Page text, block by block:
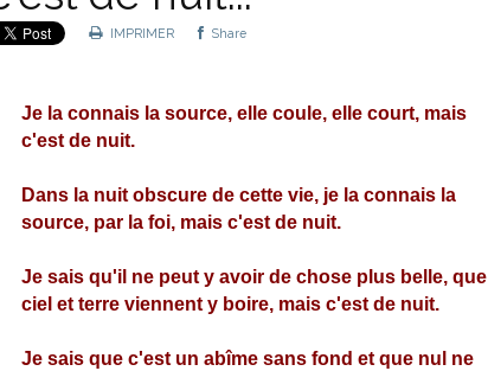
IMPRIMER Share
Je la connais la source, elle coule, elle court, mais
c'est de nuit.
Dans la nuit obscure de cette vie, je la connais la
source, par la foi, mais c'est de nuit.
Je sais qu'il ne peut y avoir de chose plus belle, que
ciel et terre viennent y boire, mais c'est de nuit.
Je sais que c'est un abîme sans fond et que nul ne